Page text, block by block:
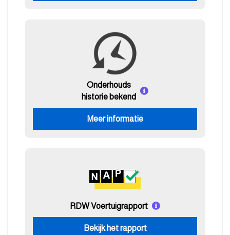
Onderhouds
historie bekend
Meer informatie
RDW Voertuigrapport
Bekijk het rapport